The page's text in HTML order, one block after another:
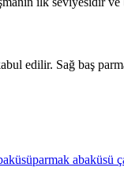
edilir. Sağ baş
parmak abaküsü